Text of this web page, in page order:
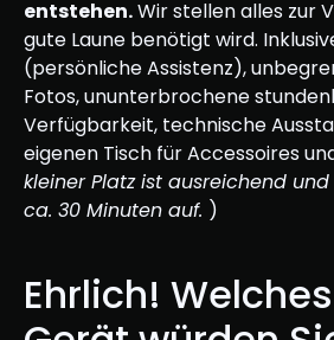
entstehen.Wir stellen alles zur
gute Laune benötigt wird.
(persönliche Assistenz),
Fotos, ununterbrochene
Verfügbarkeit, technische
eigenen Tisch für Accessoires
kleiner Platz ist ausreichend
ca. 30 Minuten auf. )
Ehrlich!